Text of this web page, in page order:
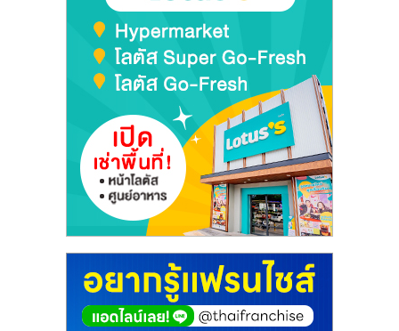
ขยาย
ไชส์,